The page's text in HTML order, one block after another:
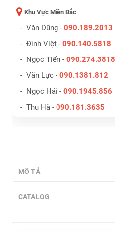
Khu Vực Miền Bắc
- Văn Dũng - 090.189.2013
- Đình Việt - 090.140.5818
- Ngọc Tiến - 090.274.3818
- Văn Lực - 090.1381.812
- Ngọc Hải - 090.1945.856
- Thu Hà - 090.181.3635
MÔ TẢ
CATALOG